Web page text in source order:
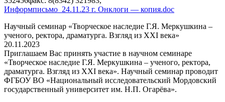
Информписьмо_24.11.23 г. Онклоги — копия.doc
Научный семинар «Творческое наследие Г.Я. Меркушкина –
ученого, ректора, драматурга. Взгляд из XXI века»
20.11.2023
Приглашаем Вас принять участие в научном семинаре
«Творческое наследие Г.Я. Меркушкина – ученого, ректора,
драматурга. Взгляд из XXI века». Научный семинар проводит
ФГБОУ ВО «Национальный исследовательский Мордовский
государственный университет им. Н.П. Огарёва».